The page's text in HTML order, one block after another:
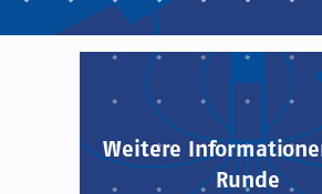
Weitere
Runde